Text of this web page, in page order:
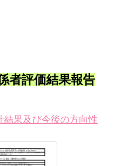
評価結果報告
結果及び今後の方向性